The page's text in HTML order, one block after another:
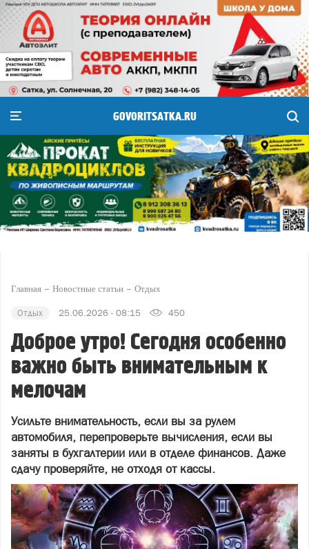
GOVORITSATKA.RU
Главная Новостные статьи Отдых
Отдых 25.06.2026 - 08:15 450
Доброе утро! Сегодня особенно
важно быть внимательным к
мелочам
Усильте внимательность, если вы за рулем
автомобиля, перепроверьте вычисления, если вы
заняты в бухгалтерии или в отделе финансов. Даже
сдачу проверяйте, не отходя от кассы.